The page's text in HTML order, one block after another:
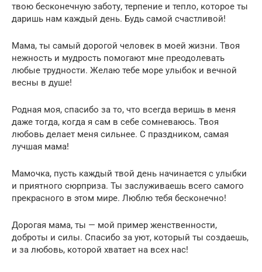
твою бесконечную заботу, терпение и тепло, которое ты
даришь нам каждый день. Будь самой счастливой!
Мама, ты самый дорогой человек в моей жизни. Твоя
нежность и мудрость помогают мне преодолевать
любые трудности. Желаю тебе море улыбок и вечной
весны в душе!
Родная моя, спасибо за то, что всегда веришь в меня
даже тогда, когда я сам в себе сомневаюсь. Твоя
любовь делает меня сильнее. С праздником, самая
лучшая мама!
Мамочка, пусть каждый твой день начинается с улыбки
и приятного сюрприза. Ты заслуживаешь всего самого
прекрасного в этом мире. Люблю тебя бесконечно!
Дорогая мама, ты — мой пример женственности,
доброты и силы. Спасибо за уют, который ты создаешь,
и за любовь, которой хватает на всех нас!